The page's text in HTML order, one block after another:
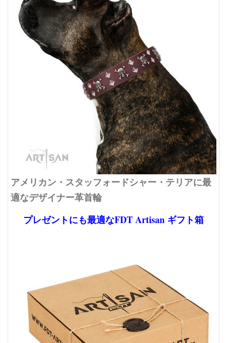
アメリカン・スタッフォードシャー・テリアに最
適なデザイナー革首輪
プレゼントにも最適なFDT Artisan ギフト箱